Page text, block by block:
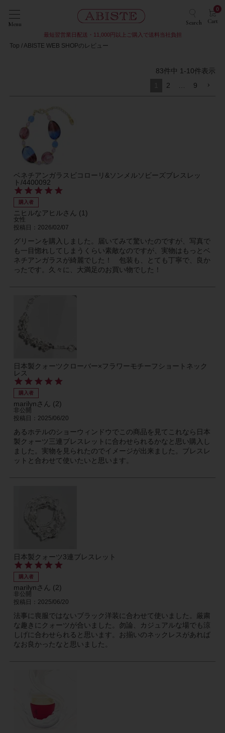
Menu Search Cart
0
最短翌営業日配送・11,000円以上ご購入で送料当社負担
Top ABISTE WEB SHOPのレビュー
83件中 1 -10件表示
2 9
ベネチアンガラスビコローリ&ソンメルソビーズブレスレッ
ト/4400092
購入者
ニヒルなアヒル 1
女性
投稿日
2026/02/07
グリーンを購入しました。届いてみて驚いたのですが、写真で
も一目惚れしてしまうくらい素敵なのですが、実物はもっとベ
ネチアンガラスが綺麗でした！　包装も、とても丁寧で、良か
ったです。久々に、大満足のお買い物でした！
日本製クォーツクローバー×フラワーモチーフショートネック
レス
購入者
marilyn 2
非公開
投稿日
2025/06/20
あるホテルのショーウィンドウでこの商品を見てこれなら日本
製クォーツ三連ブレスレットに合わせられるかなと思い購入し
ました。実物を見られたのでイメージが出来ました。ブレスレ
ットと合わせて使いたいと思います。
日本製クォーツ3連ブレスレット
購入者
marilyn 2
非公開
投稿日
2025/06/20
法事に喪服ではないブラック洋装に合わせて使いました。厳粛
な趣きにクォーツが合いました。勿論、カジュアルな場でも涼
しげに合わせられると思います。お揃いのネックレスがあれば
なお良かったなと思いました。